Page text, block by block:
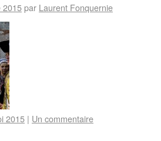
2015par Laurent Fonquernie
2015 | Un commentaire